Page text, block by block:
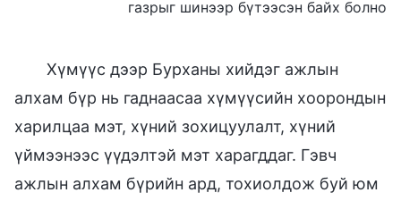
газрыг шинээр бүтээсэн байх болно
Хүмүүс дээр Бурханы хийдэг ажлын
алхам бүр нь гаднаасаа хүмүүсийн хоорондын
харилцаа мэт, хүний зохицуулалт, хүний
үймээнээс үүдэлтэй мэт харагддаг. Гэвч
ажлын алхам бүрийн ард, тохиолдож буй юм